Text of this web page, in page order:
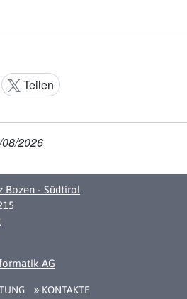
Teilen
2026
Bozen - Südtirol
AG
KONTAKTE